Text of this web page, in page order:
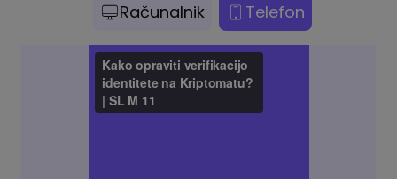
Računalnik Telefon